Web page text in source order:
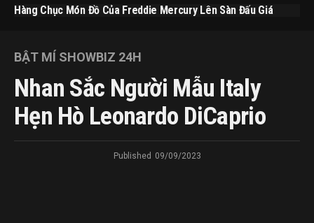
Hàng Chục Món Đồ Của Freddie Mercury Lên Sàn Đấu Giá
BẬT MÍ SHOWBIZ 24H
Nhan Sắc Người Mẫu Italy
Hẹn Hò Leonardo DiCaprio
Published 09/09/2023